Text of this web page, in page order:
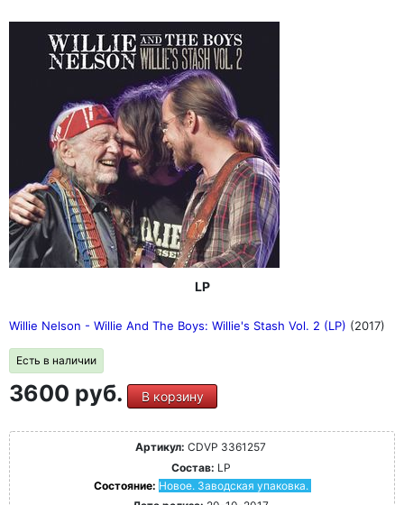
LP
Willie Nelson - Willie And The Boys: Willie's Stash Vol. 2 (LP) (2017)
Есть в наличии
3600 руб. В корзину
Артикул: CDVP 3361257
Состав: LP
Состояние: Новое. Заводская упаковка.